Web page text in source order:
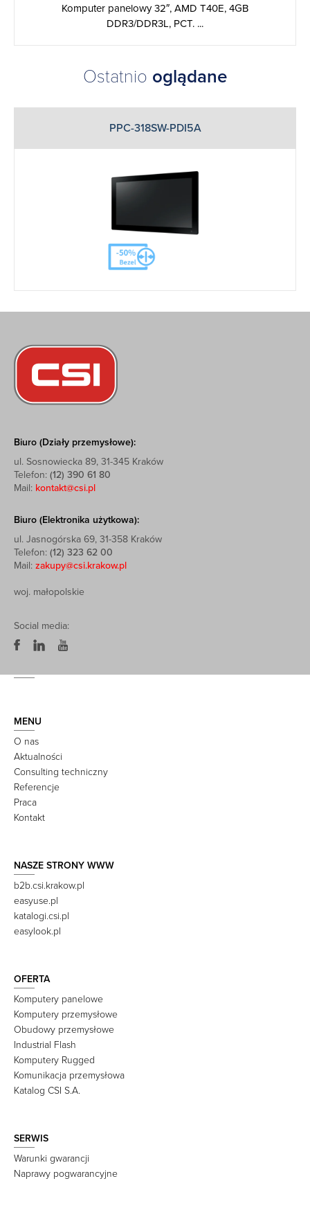
Komputer panelowy 32″, AMD T40E, 4GB
DDR3/DDR3L, PCT. ...
Ostatnio oglądane
PPC-318SW-PDI5A
Biuro (Działy przemysłowe):
ul. Sosnowiecka 89, 31-345 Kraków
Telefon: (12) 390 61 80
Mail: kontakt@csi.pl
Biuro (Elektronika użytkowa):
ul. Jasnogórska 69, 31-358 Kraków
Telefon: (12) 323 62 00
Mail: zakupy@csi.krakow.pl
woj. małopolskie
Social media:
MENU
O nas
Aktualności
Consulting techniczny
Referencje
Praca
Kontakt
NASZE STRONY WWW
b2b.csi.krakow.pl
easyuse.pl
katalogi.csi.pl
easylook.pl
OFERTA
Komputery panelowe
Komputery przemysłowe
Obudowy przemysłowe
Industrial Flash
Komputery Rugged
Komunikacja przemysłowa
Katalog CSI S.A.
SERWIS
Warunki gwarancji
Naprawy pogwarancyjne